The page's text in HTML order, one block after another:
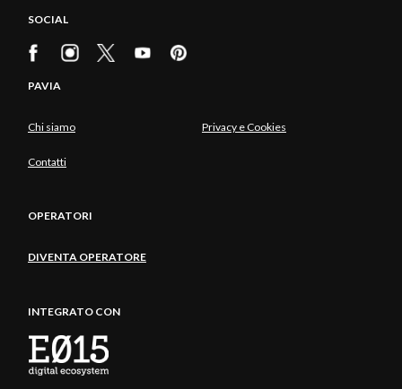
SOCIAL
PAVIA
Chi siamo Privacy e Cookies
Contatti
OPERATORI
DIVENTA OPERATORE
INTEGRATO CON